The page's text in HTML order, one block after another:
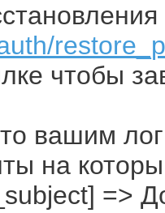
чтобы
вашим
на
=>